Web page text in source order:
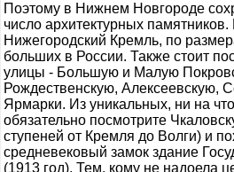
Поэтому в Нижнем Новгороде
число архитектурных
Нижегородский Кремль, по
больших в России. Также стоит
улицы - Большую и Малую
Рождественскую, Алексеевскую,
Ярмарки. Из уникальных, ни на
обязательно посмотрите
ступеней от Кремля до Волги) и
средневековый замок здание
(1913 год). Тем, кому не надоела